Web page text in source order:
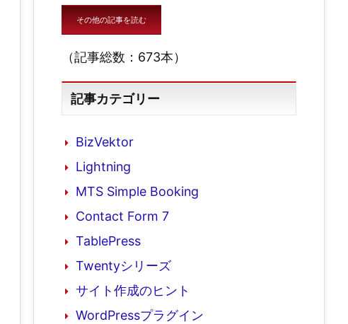
その他の記事を読む
（記事総数：673本）
記事カテゴリー
BizVektor
Lightning
MTS Simple Booking
Contact Form 7
TablePress
Twentyシリーズ
サイト作成のヒント
WordPressプラグイン